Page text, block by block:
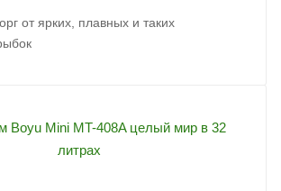
от ярких, плавных и таких